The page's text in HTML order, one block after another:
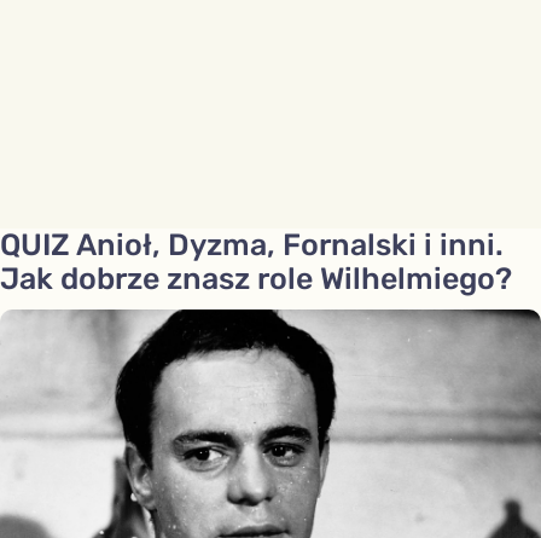
QUIZ Anioł, Dyzma, Fornalski i inni.
Jak dobrze znasz role Wilhelmiego?